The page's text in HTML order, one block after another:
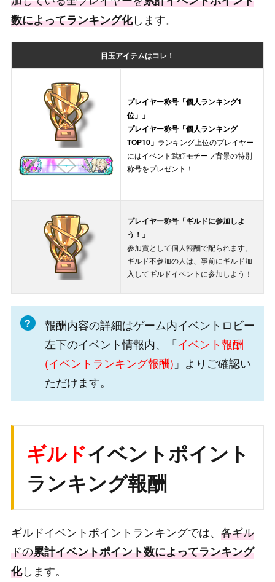
数によってランキング化します。
目玉アイテムはコレ！
プレイヤー称号「個人ランキング1
位」」
プレイヤー称号「個人ランキング
TOP10」 ランキング上位のプレイヤー
にはイベント武姫モチーフ背景の特別
称号をプレゼント！
プレイヤー称号「ギルドに参加しよ
う！」
参加賞として個人報酬で配られます。
ギルド不参加の人は、事前にギルド加
入してギルドイベントに参加しよう！
報酬内容の詳細はゲーム内イベントロビー
左下のイベント情報内、「イベント報酬
(イベントランキング報酬) 」よりご確認い
ただけます。
ギルドイベントポイント
ランキング報酬
ギルドイベントポイントランキングでは、 各ギル
ドの累計イベントポイント数によってランキング
化します。